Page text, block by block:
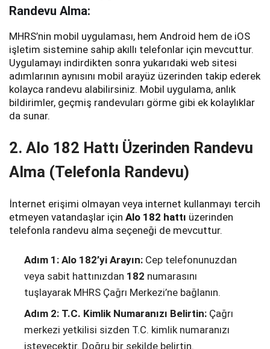
Randevu Alma:
MHRS’nin mobil uygulaması, hem Android hem de iOS
işletim sistemine sahip akıllı telefonlar için mevcuttur.
Uygulamayı indirdikten sonra yukarıdaki web sitesi
adımlarının aynısını mobil arayüz üzerinden takip ederek
kolayca randevu alabilirsiniz. Mobil uygulama, anlık
bildirimler, geçmiş randevuları görme gibi ek kolaylıklar
da sunar.
2. Alo 182 Hattı Üzerinden Randevu
Alma (Telefonla Randevu)
İnternet erişimi olmayan veya internet kullanmayı tercih
etmeyen vatandaşlar için Alo 182 hattı üzerinden
telefonla randevu alma seçeneği de mevcuttur.
Adım 1: Alo 182’yi Arayın: Cep telefonunuzdan
veya sabit hattınızdan 182 numarasını
tuşlayarak MHRS Çağrı Merkezi’ne bağlanın.
Adım 2: T.C. Kimlik Numaranızı Belirtin: Çağrı
merkezi yetkilisi sizden T.C. kimlik numaranızı
isteyecektir. Doğru bir şekilde belirtin.